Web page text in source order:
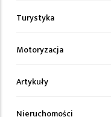
Turystyka
Motoryzacja
Artykuły
Nieruchomości